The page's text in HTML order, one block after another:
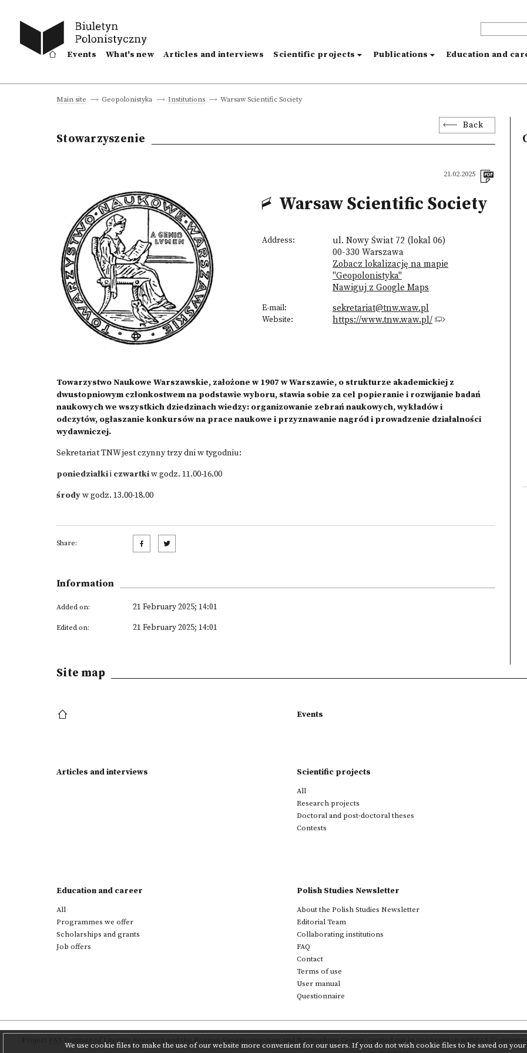
Events What's new Articles and interviews Scientific projects Publications Education and
Main site Geopolonistyka Institutions Warsaw Scientific Society
Back
Stowarzyszenie
21.02.2025
Warsaw Scientific Society
Address:
ul. Nowy Świat 72 (lokal 06)
00-330 Warszawa
Zobacz lokalizację na mapie
"Geopolonistyka"
Nawiguj z Google Maps
E-mail: sekretariat@tnw.waw.pl
Website: https://www.tnw.waw.pl/
Towarzystwo Naukowe Warszawskie, założone w 1907 w Warszawie, o strukturze akademickiej z
dwustopniowym członkostwem na podstawie wyboru, stawia sobie za cel popieranie i rozwijanie badań
naukowych we wszystkich dziedzinach wiedzy: organizowanie zebrań naukowych, wykładów i
odczytów, ogłaszanie konkursów na prace naukowe i przyznawanie nagród i prowadzenie działalności
wydawniczej.
Sekretariat TNW jest czynny trzy dni w tygodniu:
poniedziałkii czwartkiw godz. 11.00-16.00
środyw godz. 13.00-18.00
Share:
Information
Added on: 21 February 2025; 14:01
Edited on: 21 February 2025; 14:01
We use cookie files to make the use of our website more convenient for our users. If you do not wish cookie files to be saved on
Site map
Events
Articles and interviews Scientific projects
All
Research projects
Doctoral and post-doctoral theses
Contests
Education and career
All
Programmes we offer
Scholarships and grants
Job offers
Polish Studies Newsletter
About the Polish Studies Newsletter
Editorial Team
Collaborating institutions
FAQ
Contact
Terms of use
User manual
Questionnaire
PAS Institute of Literary Research carried out in cooperation with PAS